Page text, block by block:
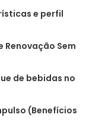
e perfil
Renovação Sem
de bebidas no
(Benefícios